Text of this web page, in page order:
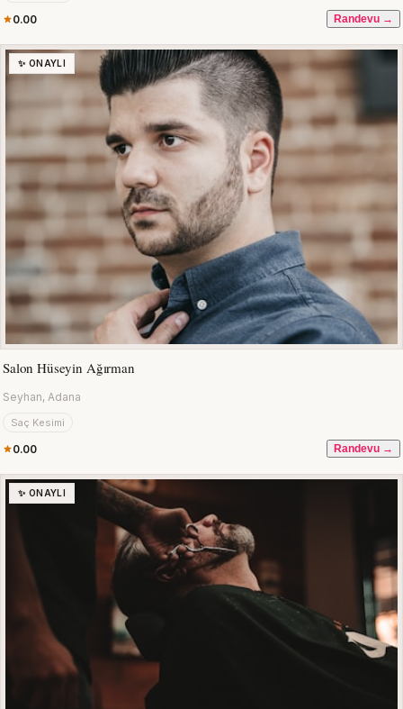
0.00 Randevu →
✨ ONAYLI
Salon Hüseyin Ağırman
Seyhan, Adana
Saç Kesimi
0.00 Randevu →
✨ ONAYLI